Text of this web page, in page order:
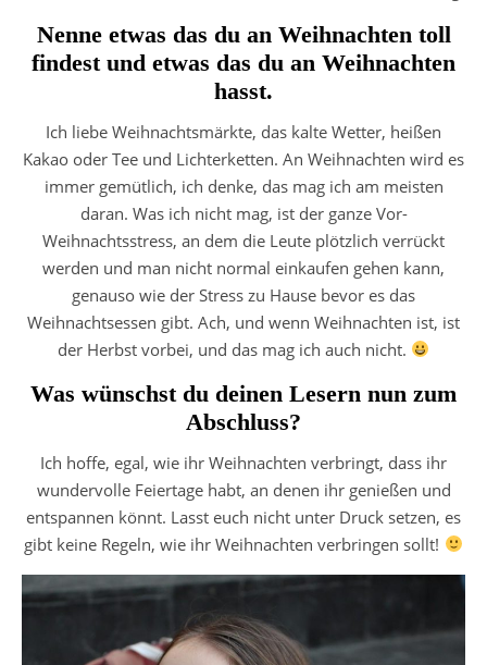
Nenne etwas das du an Weihnachten toll
findest und etwas das du an Weihnachten
hasst.
Ich liebe Weihnachtsmärkte, das kalte Wetter, heißen
Kakao oder Tee und Lichterketten. An Weihnachten wird es
immer gemütlich, ich denke, das mag ich am meisten
daran. Was ich nicht mag, ist der ganze Vor-
Weihnachtsstress, an dem die Leute plötzlich verrückt
werden und man nicht normal einkaufen gehen kann,
genauso wie der Stress zu Hause bevor es das
Weihnachtsessen gibt. Ach, und wenn Weihnachten ist, ist
der Herbst vorbei, und das mag ich auch nicht.
Was wünschst du deinen Lesern nun zum
Abschluss?
Ich hoffe, egal, wie ihr Weihnachten verbringt, dass ihr
wundervolle Feiertage habt, an denen ihr genießen und
entspannen könnt. Lasst euch nicht unter Druck setzen, es
gibt keine Regeln, wie ihr Weihnachten verbringen sollt!